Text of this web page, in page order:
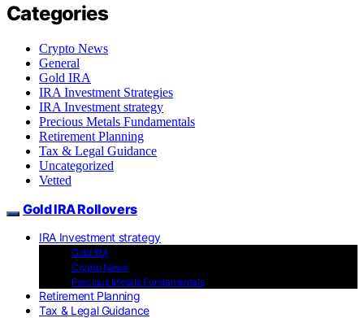
Categories
Crypto News
General
Gold IRA
IRA Investment Strategies
IRA Investment strategy
Precious Metals Fundamentals
Retirement Planning
Tax & Legal Guidance
Uncategorized
Vetted
Gold IRA Rollovers
IRA Investment strategy
Gold IRA
Crypto News
Precious Metals Fundamentals
Retirement Planning
Tax & Legal Guidance